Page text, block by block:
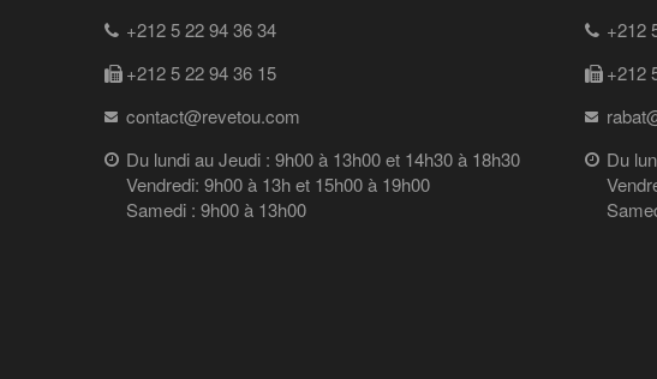
+212 5 22 94 36 34
+212 5 22 94 36 15
contact@revetou.com
Du lundi au Jeudi : 9h00 à 13h00 et 14h30 à 18h30
Vendredi: 9h00 à 13h et 15h00 à 19h00
Samedi : 9h00 à 13h00
+212
+212
Du